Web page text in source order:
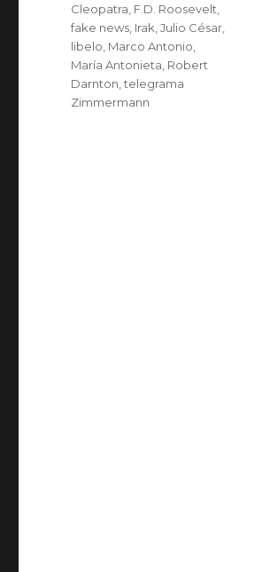
Cleopatra F.D. Roosevelt
fake news Irak ,Julio César
libelo Marco Antonio
María Antonieta Robert
Darnton ,telegrama
Zimmermann